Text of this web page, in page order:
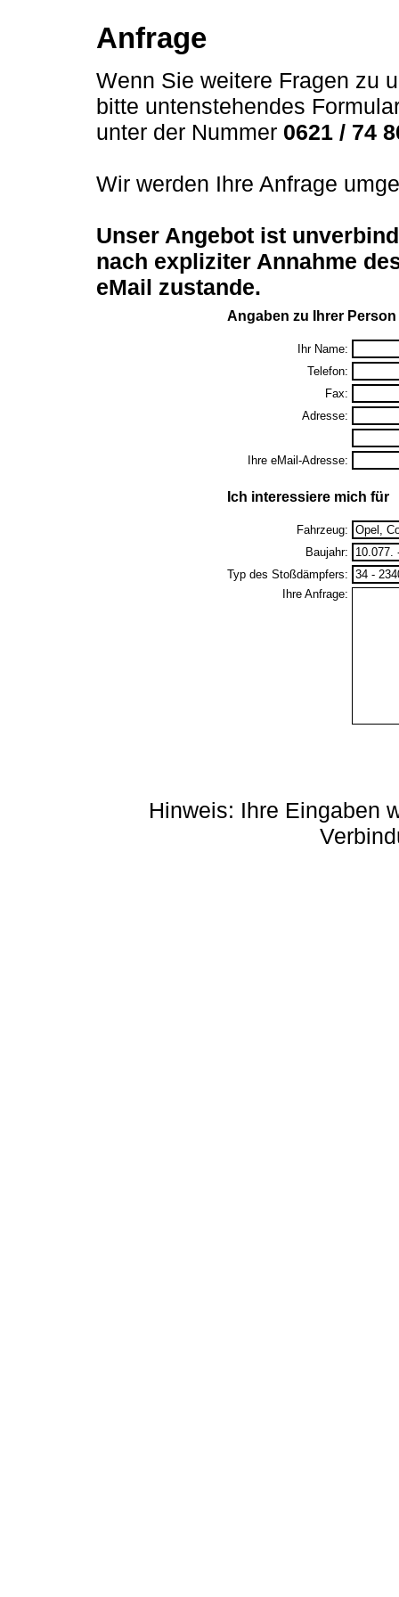
Anfrage
Wenn Sie weitere Fragen zu
bitte untenstehendes
unter der Nummer 0621 / 74
Wir werden Ihre Anfrage
Unser Angebot ist
nach expliziter Annahme
eMail zustande.
Angaben zu Ihrer Person
Ihr Name:
Telefon:
Fax:
Adresse:
Ihre eMail-Adresse:
Ich interessiere mich für
Fahrzeug:
Baujahr:
Typ des Stoßdämpfers:
Ihre Anfrage:
Hinweis: Ihre Eingaben